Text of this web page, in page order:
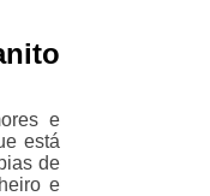
e
está
de
e